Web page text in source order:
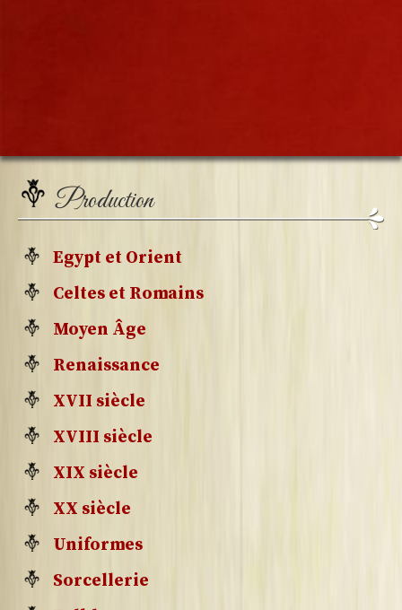
Production
Egypt et Orient
Celtes et Romains
Moyen Âge
Renaissance
XVII siècle
XVIII siècle
XIX siècle
XX siècle
Uniformes
Sorcellerie